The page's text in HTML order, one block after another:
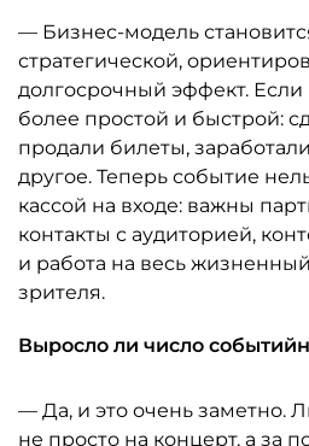
— Бизнес-модель
стратегической,
долгосрочный эффект.
более простой и быстрой:
продали билеты,
другое. Теперь событие
кассой на входе: важны
контакты с аудиторией,
и работа на весь
зрителя.
Выросло ли число
— Да, и это очень заметно.
не просто на концерт, а за